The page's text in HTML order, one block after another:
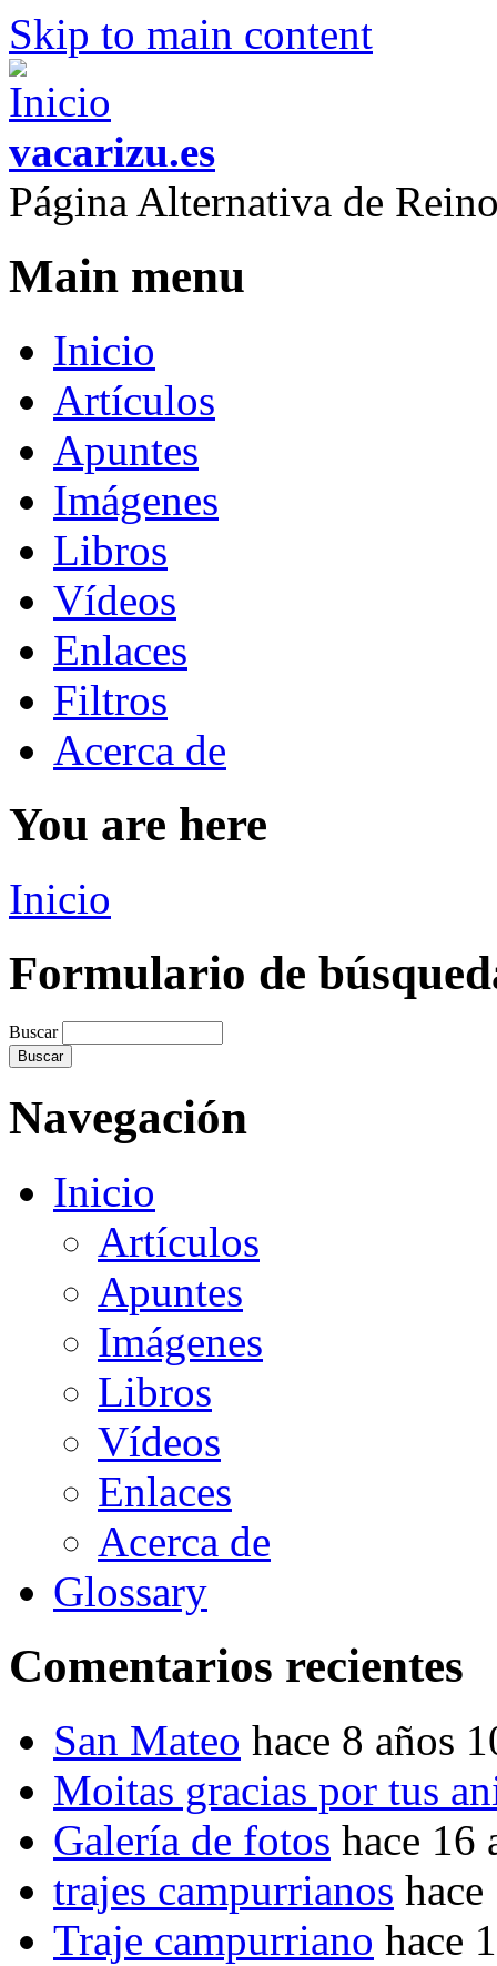
Skip to main content
vacarizu.es
Página Alternativa de
Main menu
Inicio
Artículos
Apuntes
Imágenes
Libros
Vídeos
Enlaces
Filtros
Acerca de
You are here
Inicio
Formulario de
Buscar
Navegación
Inicio
Artículos
Apuntes
Imágenes
Libros
Vídeos
Enlaces
Acerca de
Glossary
Comentarios recientes
San Mateo hace 8 años
Moitas gracias por tus
Galería de fotos hace 16
trajes campurrianos
Traje campurriano hace